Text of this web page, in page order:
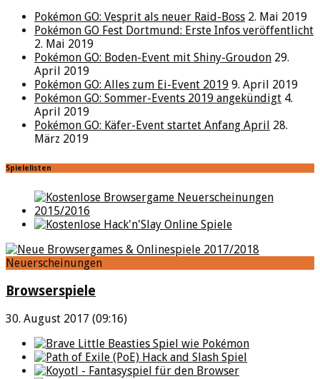
Pokémon GO: Vesprit als neuer Raid-Boss 2. Mai 2019
Pokémon GO Fest Dortmund: Erste Infos veröffentlicht
2. Mai 2019
Pokémon GO: Boden-Event mit Shiny-Groudon 29.
April 2019
Pokémon GO: Alles zum Ei-Event 2019 9. April 2019
Pokémon GO: Sommer-Events 2019 angekündigt 4.
April 2019
Pokémon GO: Käfer-Event startet Anfang April 28.
März 2019
Spielelisten
Neuerscheinungen
Browserspiele
30. August 2017 (09:16)